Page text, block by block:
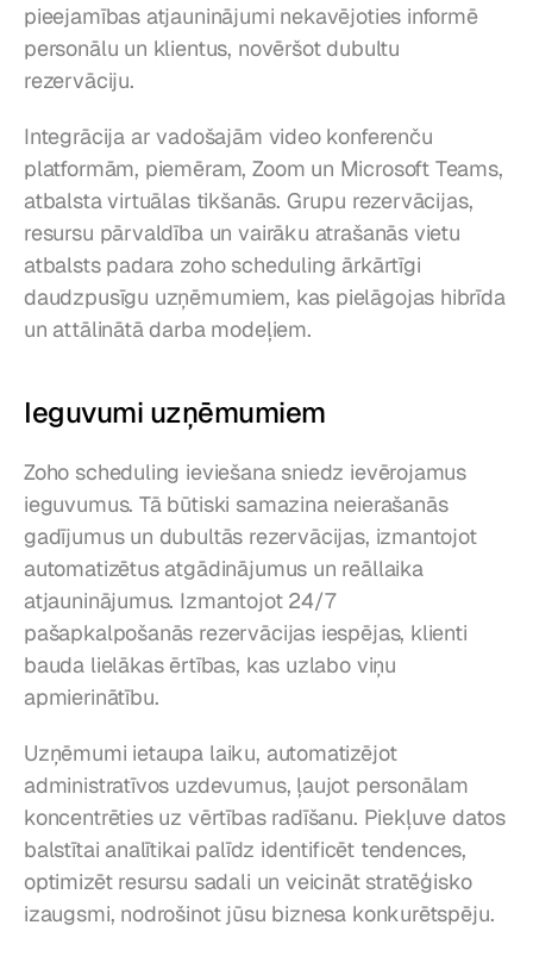
pieejamības atjauninājumi nekavējoties informē
personālu un klientus, novēršot dubultu
rezervāciju.
Integrācija ar vadošajām video konferenču
platformām, piemēram, Zoom un Microsoft Teams,
atbalsta virtuālas tikšanās. Grupu rezervācijas,
resursu pārvaldība un vairāku atrašanās vietu
atbalsts padara zoho scheduling ārkārtīgi
daudzpusīgu uzņēmumiem, kas pielāgojas hibrīda
un attālinātā darba modeļiem.
Ieguvumi uzņēmumiem
Zoho scheduling ieviešana sniedz ievērojamus
ieguvumus. Tā būtiski samazina neierašanās
gadījumus un dubultās rezervācijas, izmantojot
automatizētus atgādinājumus un reāllaika
atjauninājumus. Izmantojot 24/7
pašapkalpošanās rezervācijas iespējas, klienti
bauda lielākas ērtības, kas uzlabo viņu
apmierinātību.
Uzņēmumi ietaupa laiku, automatizējot
administratīvos uzdevumus, ļaujot personālam
koncentrēties uz vērtības radīšanu. Piekļuve datos
balstītai analītikai palīdz identificēt tendences,
optimizēt resursu sadali un veicināt stratēģisko
izaugsmi, nodrošinot jūsu biznesa konkurētspēju.